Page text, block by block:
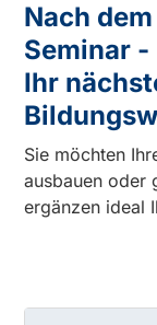
Nach
Seminar -
Ihr
Sie möchten
ausbauen oder
ergänzen ideal